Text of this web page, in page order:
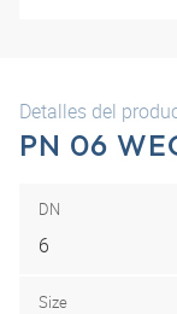
Detalles del
PN 06
DN
6
Size